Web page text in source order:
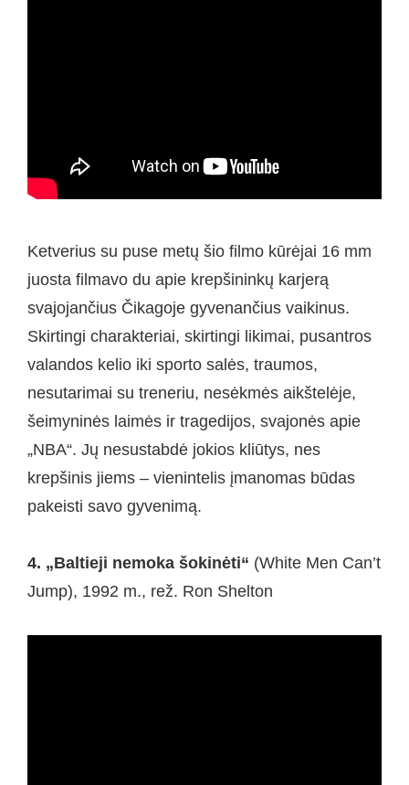
Ketverius su puse metų šio filmo kūrėjai 16 mm
juosta filmavo du apie krepšininkų karjerą
svajojančius Čikagoje gyvenančius vaikinus.
Skirtingi charakteriai, skirtingi likimai, pusantros
valandos kelio iki sporto salės, traumos,
nesutarimai su treneriu, nesėkmės aikštelėje,
šeimyninės laimės ir tragedijos, svajonės apie
„NBA“. Jų nesustabdė jokios kliūtys, nes
krepšinis jiems – vienintelis įmanomas būdas
pakeisti savo gyvenimą.
4. „Baltieji nemoka šokinėti“ (White Men Can’t
Jump), 1992 m., rež. Ron Shelton